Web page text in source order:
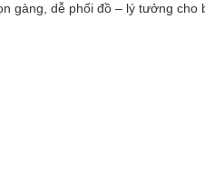
gàng, dễ phối đồ – lý tưởng cho